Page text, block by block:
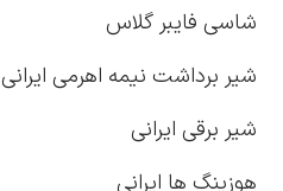
شاسي فايبر گلاس
شير برداشت نيمه اهرمي ايراني
شير برقي ايراني
هوزينگ ها ايراني